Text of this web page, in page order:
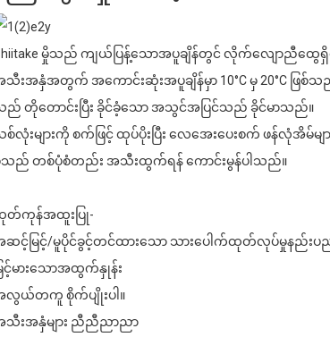
မှိုသည် ကျယ်ပြန့်သောအပူချိန်တွင် လိုက်လျောညီထွေရှိ
းအနှံအတွက် အကောင်းဆုံးအပူချိန်မှာ 10°C မှ 20°C ဖြစ်သ
တိုတောင်းပြီး ခိုင်ခံ့သော အသွင်အပြင်သည် ခိုင်မာသည်။
လုံးများကို စက်ဖြင့် ထုပ်ပိုးပြီး လေအေးပေးစက် ဖန်လုံအိမ်မ
သည် တစ်ပုံစံတည်း အသီးထွက်ရန် ကောင်းမွန်ပါသည်။
တ်ကုန်အထူးပြု-
င့်မြင့်/မူပိုင်ခွင့်တင်ထားသော သားပေါက်ထုတ်လုပ်မှုနည်းပ
င့်မားသောအထွက်နှုန်း
လွယ်တကူ စိုက်ပျိုးပါ။
သီးအနှံများ ညီညီညာညာ
ကြွယ်ဝသောအတွေ့အကြုံ
ခိုင်မာသောထုတ်လုပ်မှုစွမ်းရည်
အထွက်နှုန်းမြင့်မားသည်။